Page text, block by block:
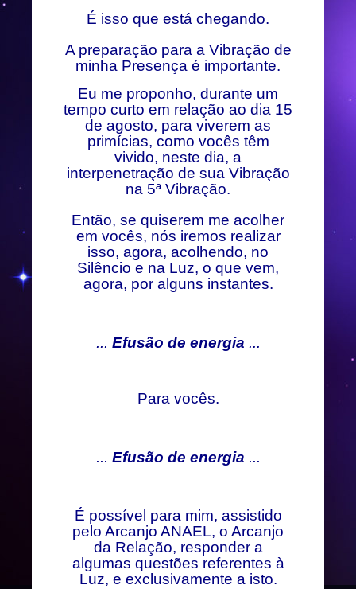
É isso que está chegando.
A preparação para a Vibração de
minha Presença é importante.
Eu me proponho, durante um
tempo curto em relação ao dia 15
de agosto, para viverem as
primícias, como vocês têm
vivido, neste dia, a
interpenetração de sua Vibração
na 5ª Vibração.
Então, se quiserem me acolher
em vocês, nós iremos realizar
isso, agora, acolhendo, no
Silêncio e na Luz, o que vem,
agora, por alguns instantes.
... Efusão de energia ...
Para vocês.
... Efusão de energia ...
É possível para mim, assistido
pelo Arcanjo ANAEL, o Arcanjo
da Relação, responder a
algumas questões referentes à
Luz, e exclusivamente a isto.